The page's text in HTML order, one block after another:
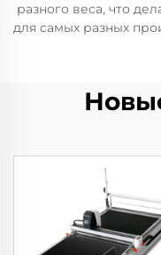
разного веса, что
для самых разных